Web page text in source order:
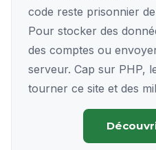
code reste prisonnier
Pour stocker des
des comptes ou
serveur. Cap sur PHP,
tourner ce site et des